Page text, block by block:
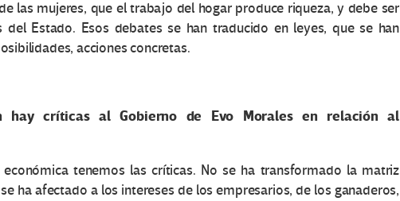
las mujeres, que el trabajo del hogar produce riqueza, y debe ser
del Estado. Esos debates se han traducido en leyes, que se han
acciones concretas.
hay críticas al Gobierno de Evo Morales en relación al
tenemos las críticas. No se ha transformado la matriz
ha afectado a los intereses de los empresarios, de los ganaderos,